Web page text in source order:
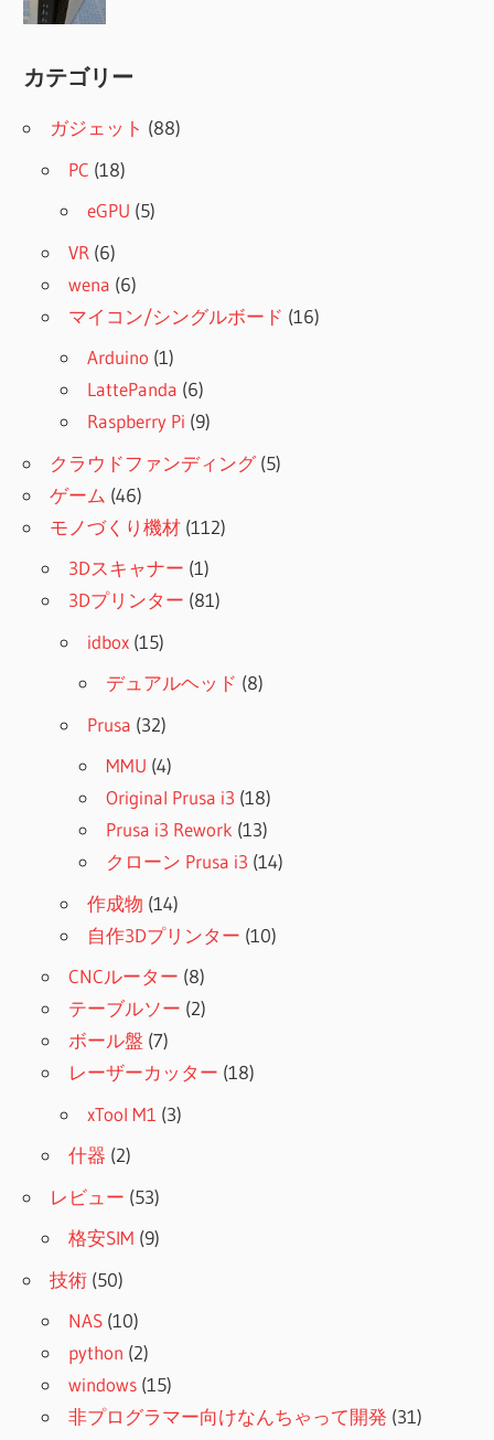
カテゴリー
ガジェット (88)
PC (18)
eGPU (5)
VR (6)
wena (6)
マイコン/シングルボード (16)
Arduino (1)
LattePanda (6)
Raspberry Pi (9)
クラウドファンディング(5)
ゲーム (46)
モノづくり機材 (112)
3Dスキャナー (1)
3Dプリンター (81)
idbox (15)
デュアルヘッド (8)
Prusa (32)
MMU (4)
Original Prusa i3 (18)
Prusa i3 Rework (13)
クローン Prusa i3 (14)
作成物 (14)
自作3Dプリンター (10)
CNCルーター (8)
テーブルソー (2)
ボール盤 (7)
レーザーカッター (18)
xTool M1 (3)
什器 (2)
レビュー (53)
格安SIM (9)
技術 (50)
NAS (10)
python (2)
windows (15)
非プログラマー向けなんちゃって開発 (31)